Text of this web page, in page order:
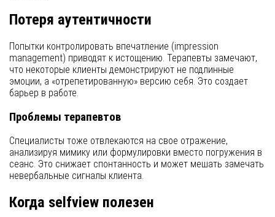
Потеря аутентичности
Попытки контролировать впечатление (impression
management) приводят к истощению. Терапевты замечают,
что некоторые клиенты демонстрируют не подлинные
эмоции, а «отрепетированную» версию себя. Это создает
барьер в работе.
Проблемы терапевтов
Специалисты тоже отвлекаются на свое отражение,
анализируя мимику или формулировки вместо погружения в
сеанс. Это снижает спонтанность и может мешать замечать
невербальные сигналы клиента.
Когда selfview полезен